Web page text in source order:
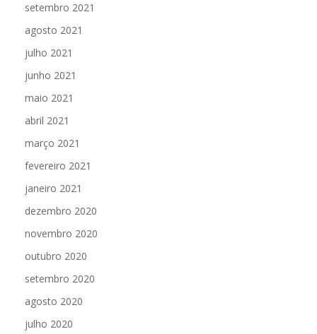
setembro 2021
agosto 2021
julho 2021
junho 2021
maio 2021
abril 2021
março 2021
fevereiro 2021
janeiro 2021
dezembro 2020
novembro 2020
outubro 2020
setembro 2020
agosto 2020
julho 2020